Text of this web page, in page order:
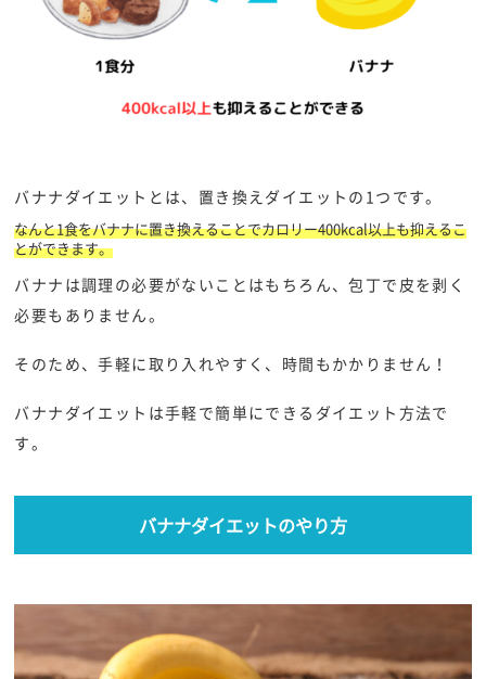
バナナダイエットとは、置き換えダイエットの1つです。
なんと1食をバナナに置き換えることでカロリー400kcal以上も抑えるこ
とができます。
バナナは調理の必要がないことはもちろん、包丁で皮を剥く
必要もありません。
そのため、手軽に取り入れやすく、時間もかかりません！
バナナダイエットは手軽で簡単にできるダイエット方法で
す。
バナナダイエットのやり方